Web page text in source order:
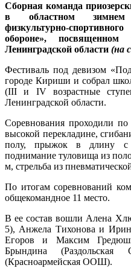
Сборная команда
в областном зимнем
физкультурно-
обороне», посвященном
Ленинградской области (на
Фестиваль под девизом
городе Кириши и собрал
(III и IV возрастные
Ленинградской области.
Соревнования проходили
высокой перекладине,
полу, прыжок в длину с
поднимание туловища из
м, стрельба из
По итогам соревнований
общекомандное 11 место.
В ее состав вошли Алена
5), Анжела Тихонова и
Егоров и Максим
Брындина
(Красноармейская ООШ).